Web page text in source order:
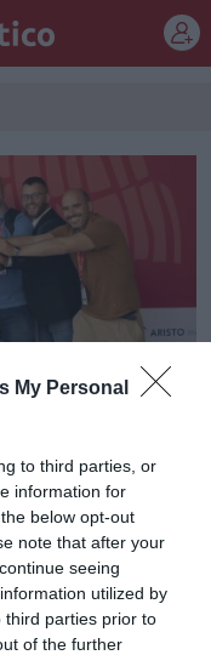
My Personal
to third parties, or
information for
below opt-out
note that after your
seeing
utilized by
third parties prior to
of the further
hasta un
en
2026